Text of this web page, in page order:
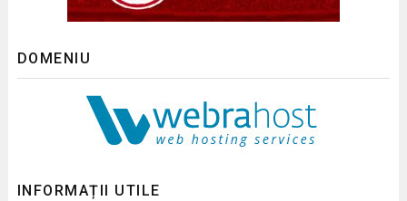
DOMENIU
INFORMAȚII UTILE